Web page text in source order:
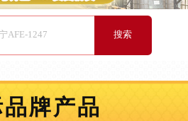
品牌产品